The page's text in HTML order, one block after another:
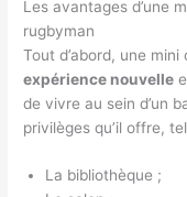
Les avantages d’une
rugbyman
Tout d’abord, une
expérience nouvelle
de vivre au sein d’un
privilèges qu’il offre,
La bibliothèque ;